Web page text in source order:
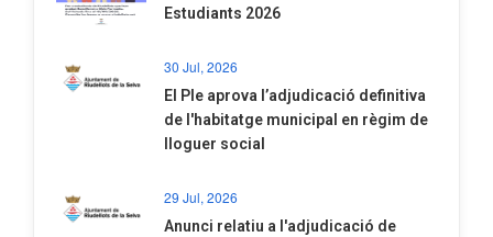
Estudiants 2026
30 Jul, 2026
El Ple aprova l’adjudicació definitiva
de l'habitatge municipal en règim de
lloguer social
29 Jul, 2026
Anunci relatiu a l'adjudicació de